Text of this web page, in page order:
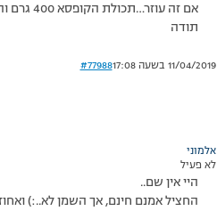
אם זה עוזר…תכולת הקופסא 400 גרם והערך התזונתי ל100 גרם רשום 282 קלוריות
תודה
11/04/2019 בשעה 17:08 #77988
אלמוני
לא פעיל
היי אין שם..
החציל אמנם חינם, אך השמן לא..:)